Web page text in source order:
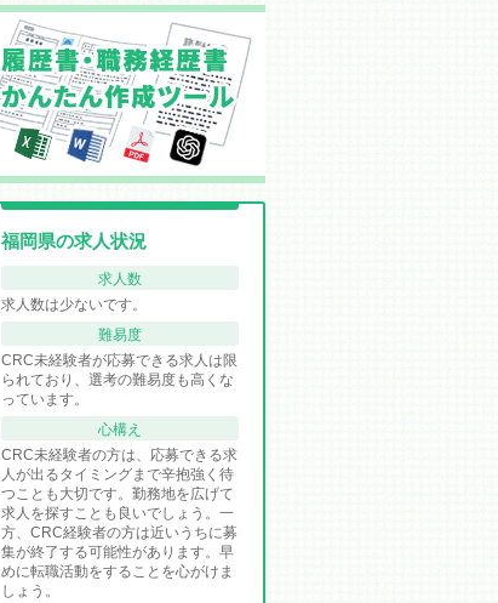
福岡県の求人状況
求人数
求人数は少ないです。
難易度
CRC未経験者が応募できる求人は限
られており、選考の難易度も高くな
っています。
心構え
CRC未経験者の方は、応募できる求
人が出るタイミングまで辛抱強く待
つことも大切です。勤務地を広げて
求人を探すことも良いでしょう。一
方、CRC経験者の方は近いうちに募
集が終了する可能性があります。早
めに転職活動をすることを心がけま
しょう。